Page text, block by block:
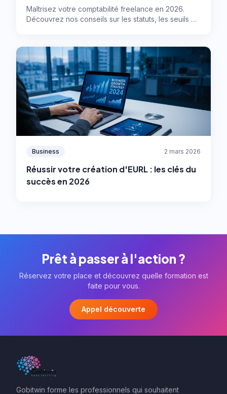
activité ?
Maîtrisez votre comptabilité freelance en 2026.
Découvrez nos conseils sur les statuts, les seuils de
Business 2 mars 2026
Réussir votre création d'EURL : les clés du
succès en 2026
Prêt à passer à l'action ?
Réservez votre place et découvrez quelle formation est
faite pour vous.
Appel découverte
Gobitwin forme les professionnels qui souhaitent